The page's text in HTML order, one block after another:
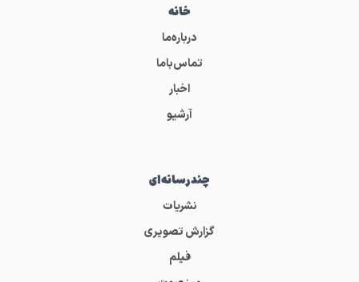
خانه
درباره‌ما
تماس‌باما
اخبار
آرشیو
چندرسانه‌ای
نشریات
گزارش تصویری
فیلم